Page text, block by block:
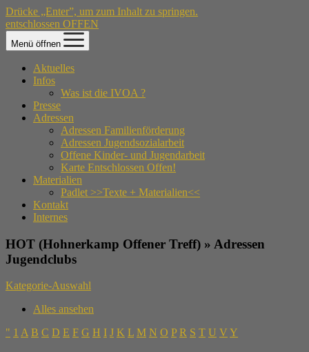
Drücke „Enter”, um zum Inhalt zu springen.
entschlossen OFFEN
Menü öffnen
Aktuelles
Infos
Was ist die IVOA ?
Presse
Adressen
Adressen Familienförderung
Adressen Jugendsozialarbeit
Offene Kinder- und Jugendarbeit
Karte Entschlossen Offen!
Materialien
Padlet >>Texte + Materialien<<
Kontakt
Internes
HOT (Hohnerkamp Offener Treff) » Adressen
Jugendclubs
Kategorie-Auswahl
Alles ansehen
" 1 A B C D E F G H I J K L M N O P R S T U V Y